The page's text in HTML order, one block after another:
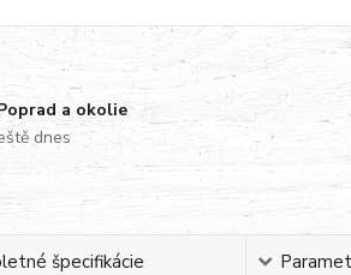
a okolie
dnes
špecifikácie